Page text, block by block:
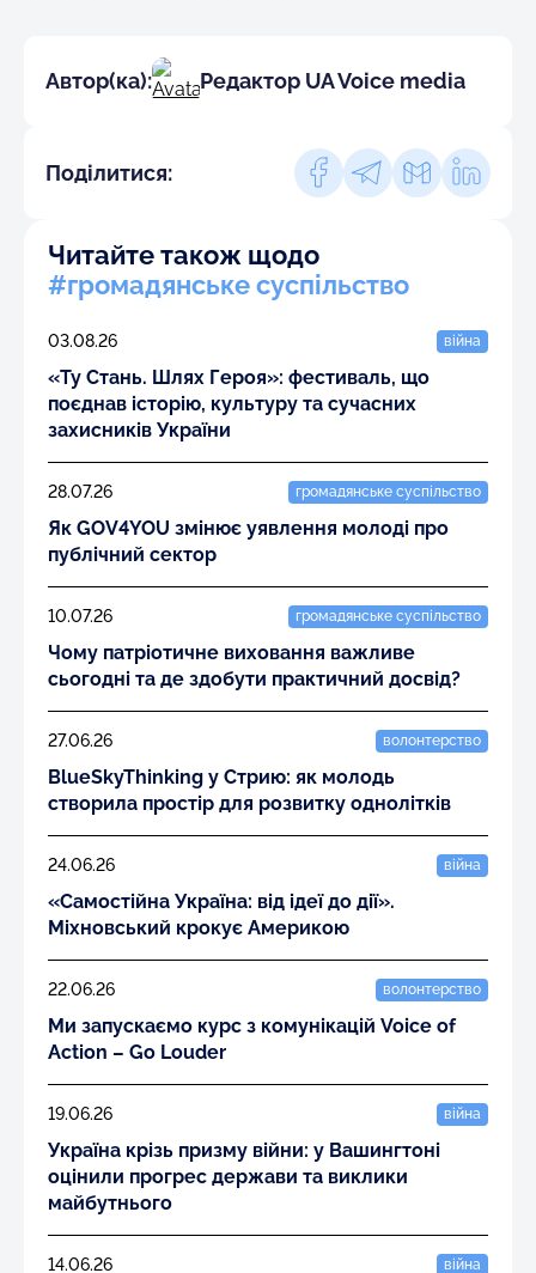
Автор(ка): Редактор UA Voice media
Поділитися:
Читайте також щодо
#громадянське суспільство
03.08.26 війна
«Ту Стань. Шлях Героя»: фестиваль, що
поєднав історію, культуру та сучасних
захисників України
28.07.26 громадянське суспільство
Як GOV4YOU змінює уявлення молоді про
публічний сектор
10.07.26 громадянське суспільство
Чому патріотичне виховання важливе
сьогодні та де здобути практичний досвід?
27.06.26 волонтерство
BlueSkyThinking у Стрию: як молодь
створила простір для розвитку однолітків
24.06.26 війна
«Самостійна Україна: від ідеї до дії».
Міхновський крокує Америкою
22.06.26 волонтерство
Ми запускаємо курс з комунікацій Voice of
Action – Go Louder
19.06.26 війна
Україна крізь призму війни: у Вашингтоні
оцінили прогрес держави та виклики
майбутнього
14.06.26 війна